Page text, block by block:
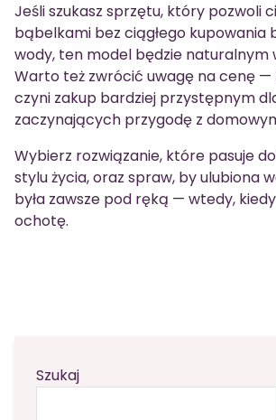
Jeśli szukasz sprzętu, który pozwoli
bąbelkami bez ciągłego kupowania
wody, ten model będzie naturalnym
Warto też zwrócić uwagę na cenę —
czyni zakup bardziej przystępnym
zaczynających przygodę z
Wybierz rozwiązanie, które pasuje
stylu życia, oraz spraw, by ulubiona
była zawsze pod ręką — wtedy,
ochotę.
Szukaj